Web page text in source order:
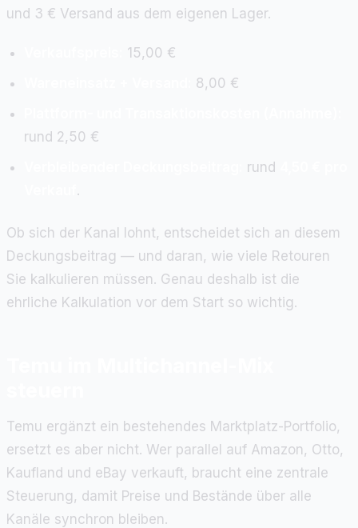
und 3 € Versand aus dem eigenen Lager.
15,00 €
8,00 €
rund 2,50 €
rund
.
Ob sich der Kanal lohnt, entscheidet sich an diesem
Deckungsbeitrag — und daran, wie viele Retouren
Sie kalkulieren müssen. Genau deshalb ist die
ehrliche Kalkulation vor dem Start so wichtig.
Temu ergänzt ein bestehendes Marktplatz-Portfolio,
ersetzt es aber nicht. Wer parallel auf Amazon, Otto,
Kaufland und eBay verkauft, braucht eine zentrale
Steuerung, damit Preise und Bestände über alle
Kanäle synchron bleiben.